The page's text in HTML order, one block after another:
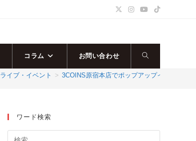
コラム お問い合わせ ウ
ェ
サ
ライブ・イベント > 3COINS原宿本店でポップアップイベント「
ワード検索